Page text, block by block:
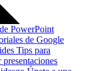
PowerPoint
de Google
Tips para